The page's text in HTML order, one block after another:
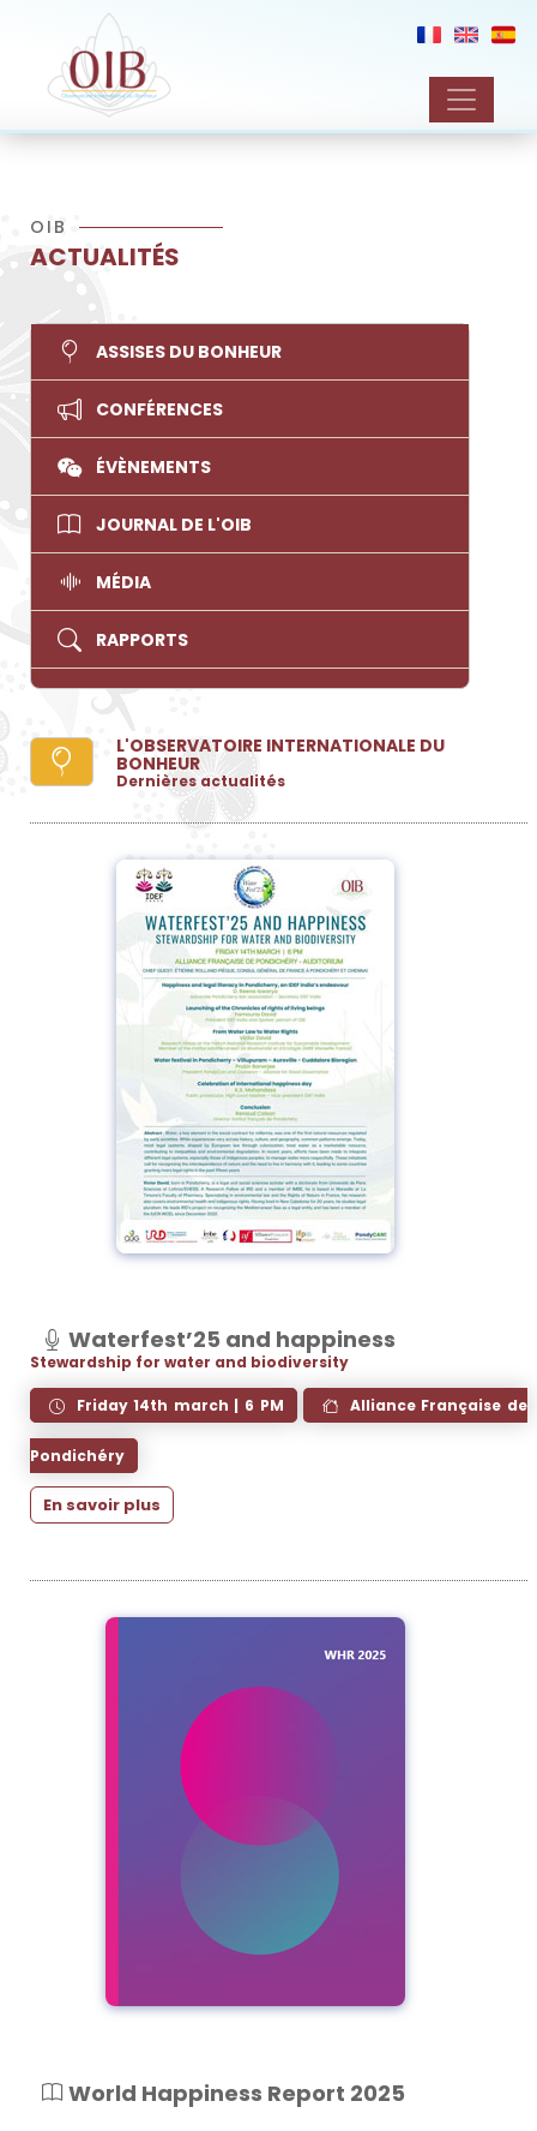
OIB
ACTUALITÉS
ASSISES DU BONHEUR
CONFÉRENCES
ÉVÈNEMENTS
JOURNAL DE L'OIB
MÉDIA
RAPPORTS
L'OBSERVATOIRE INTERNATIONALE DU
BONHEUR
Dernières actualités
Waterfest’25 and happiness
Stewardship for water and biodiversity
Friday 14th march | 6 PM Alliance Française de
Pondichéry
En savoir plus
World Happiness Report 2025